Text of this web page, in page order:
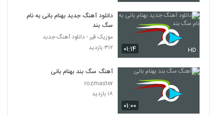
۰۱:۱۴ HD
دانلود آهنگ جدید بهنام بانی به نام
سگ بند
موزیک قیر - دانلود آهنگ جدبد
۳۱۲ بازدید
۰۱:۰۰
آهنگ سگ بند بهنام بانی
rozmaster
۱۸ بازدید